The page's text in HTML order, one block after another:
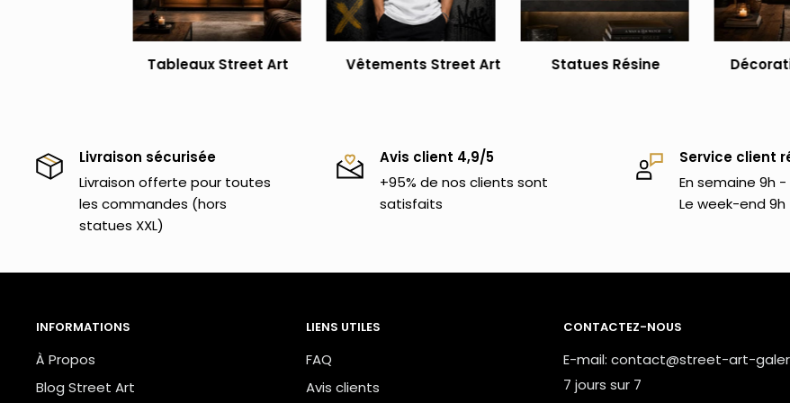
Tu aimes cette statue en résine ? Alors tu apprécieras forcément ce chien ballon noir et
de prendre connaissance de toutes nos
décorations. Celles-ci sont sélectionnées avec
Tableaux Street Art Vêtements Street Art Statues Résine
Livraison sécurisée
Livraison offerte pour toutes
les commandes (hors
statues XXL)
Avis client 4,9/5
+95% de nos clients sont
satisfaits
Service client
En semaine 9h -
Le week-end 9h
INFORMATIONS
À Propos
Blog Street Art
LIENS UTILES
FAQ
Avis clients
CONTACTEZ-NOUS
E-mail: contact@street-art-
7 jours sur 7